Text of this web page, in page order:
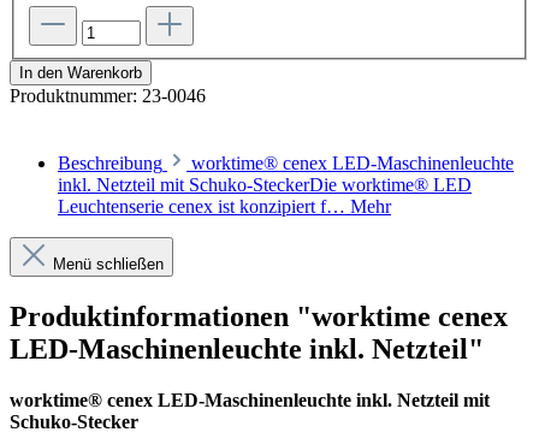
In den Warenkorb
Produktnummer: 23-0046
Beschreibung
worktime® cenex LED-Maschinenleuchte
inkl. Netzteil mit Schuko-SteckerDie worktime® LED
Leuchtenserie cenex ist konzipiert f… Mehr
Menü schließen
Produktinformationen "worktime cenex
LED-Maschinenleuchte inkl. Netzteil"
worktime® cenex LED-Maschinenleuchte inkl. Netzteil mit
Schuko-Stecker